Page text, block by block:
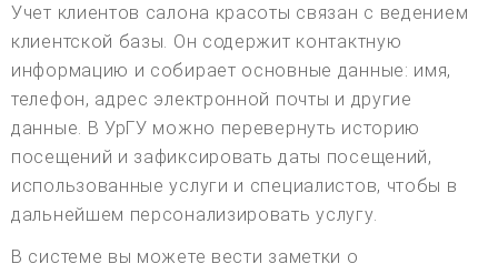
Учет клиентов салона красоты связан с ведением
клиентской базы. Он содержит контактную
информацию и собирает основные данные: имя,
телефон, адрес электронной почты и другие
данные. В УрГУ можно перевернуть историю
посещений и зафиксировать даты посещений,
использованные услуги и специалистов, чтобы в
дальнейшем персонализировать услугу.
В системе вы можете вести заметки о